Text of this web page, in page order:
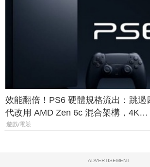
效能翻倍！PS6 硬體規格流出：跳過
代改用 AMD Zen 6c 混合架構，4K
120fps 與全光追時代來臨
遊戲/電競
ADVERTISEMENT